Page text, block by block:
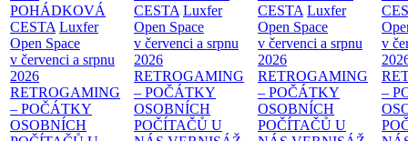
POHÁDKOVÁ
CESTA Luxfer
Open Space
v červenci a srpnu
2026
RETROGAMING
– POČÁTKY
OSOBNÍCH
CESTA Luxfer
Open Space
v červenci a srpnu
2026
RETROGAMING
– POČÁTKY
OSOBNÍCH
POČÍTAČŮ U
CESTA Luxfer
Open Space
v červenci a srpnu
2026
RETROGAMING
– POČÁTKY
OSOBNÍCH
POČÍTAČŮ U
v
–